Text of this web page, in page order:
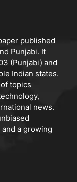
published
Punjabi. It
(Punjabi) and
Indian states.
topics
news.
a growing